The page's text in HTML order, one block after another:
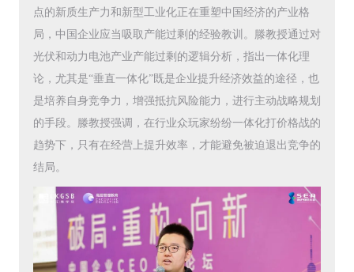
点的新质生产力和新型工业化正在重塑中国经济的产业格
局，中国企业应当吸取产能过剩的经验教训。滕教授通过对
光伏和动力电池产业产能过剩的逻辑分析，指出一体化理
论，尤其是“垂直一体化”既是企业提升经济效益的途径，也
是培养自身竞争力，增强抵抗风险能力，进行主动战略规划
的手段。滕教授强调，在行业众玩家纷纷一体化打价格战的
趋势下，只有在经营上提升效率，才能避免被迫退出竞争的
结局。